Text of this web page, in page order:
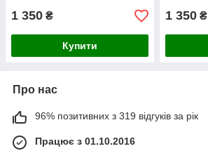
1 350 ₴
Купити
1 350 ₴
Про нас
96% позитивних з 319 відгуків за рік
Працює з 01.10.2016